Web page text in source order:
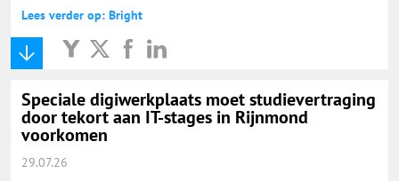
Lees verder op: Bright
Speciale digiwerkplaats moet studievertraging
door tekort aan IT-stages in Rijnmond
voorkomen
29.07.26